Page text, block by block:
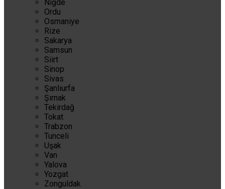
Niğde
Ordu
Osmaniye
Rize
Sakarya
Samsun
Siirt
Sinop
Sivas
Şanlıurfa
Şırnak
Tekirdağ
Tokat
Trabzon
Tunceli
Uşak
Van
Yalova
Yozgat
Zonguldak